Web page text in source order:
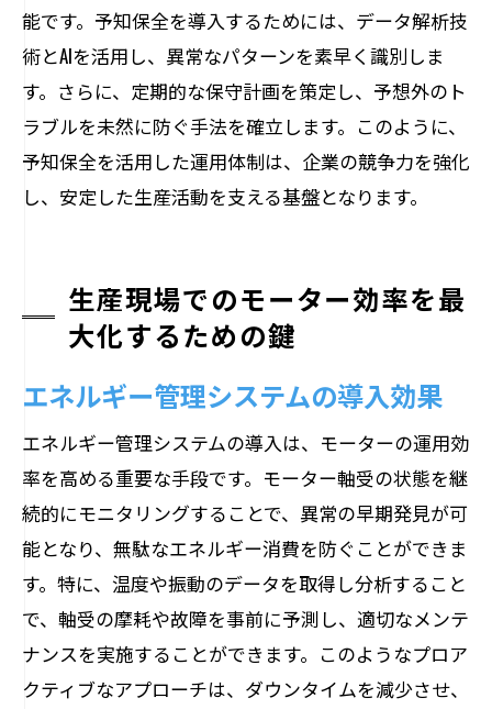
能です。予知保全を導入するためには、データ解析技
術とAIを活用し、異常なパターンを素早く識別しま
す。さらに、定期的な保守計画を策定し、予想外のト
ラブルを未然に防ぐ手法を確立します。このように、
予知保全を活用した運用体制は、企業の競争力を強化
し、安定した生産活動を支える基盤となります。
生産現場でのモーター効率を最
大化するための鍵
エネルギー管理システムの導入効果
エネルギー管理システムの導入は、モーターの運用効
率を高める重要な手段です。モーター軸受の状態を継
続的にモニタリングすることで、異常の早期発見が可
能となり、無駄なエネルギー消費を防ぐことができま
す。特に、温度や振動のデータを取得し分析すること
で、軸受の摩耗や故障を事前に予測し、適切なメンテ
ナンスを実施することができます。このようなプロア
クティブなアプローチは、ダウンタイムを減少させ、